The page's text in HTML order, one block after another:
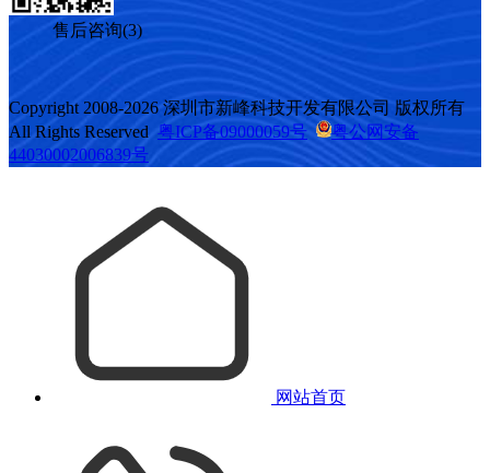
售后咨询(3)
Copyright 2008-2026 深圳市新峰科技开发有限公司 版权所有
All Rights Reserved 粤ICP备09000059号
粤公网安备
44030002006839号
网站首页